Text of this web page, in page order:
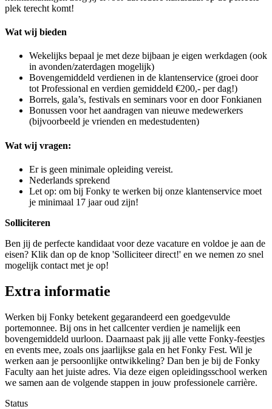
plek terecht komt!
Wat wij bieden
Wekelijks bepaal je met deze bijbaan je eigen werkdagen (ook
in avonden/zaterdagen mogelijk)
Bovengemiddeld verdienen in de klantenservice (groei door
tot Professional en verdien gemiddeld €200,- per dag!)
Borrels, gala’s, festivals en seminars voor en door Fonkianen
Bonussen voor het aandragen van nieuwe medewerkers
(bijvoorbeeld je vrienden en medestudenten)
Wat wij vragen:
Er is geen minimale opleiding vereist.
Nederlands sprekend
Let op: om bij Fonky te werken bij onze klantenservice moet
je minimaal 17 jaar oud zijn!
Solliciteren
Ben jij de perfecte kandidaat voor deze vacature en voldoe je aan de
eisen? Klik dan op de knop 'Solliciteer direct!' en we nemen zo snel
mogelijk contact met je op!
Extra informatie
Werken bij Fonky betekent gegarandeerd een goedgevulde
portemonnee. Bij ons in het callcenter verdien je namelijk een
bovengemiddeld uurloon. Daarnaast pak jij alle vette Fonky-feestjes
en events mee, zoals ons jaarlijkse gala en het Fonky Fest. Wil je
werken aan je persoonlijke ontwikkeling? Dan ben je bij de Fonky
Faculty aan het juiste adres. Via deze eigen opleidingsschool werken
we samen aan de volgende stappen in jouw professionele carrière.
Status